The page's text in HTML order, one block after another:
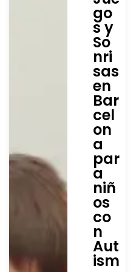
go
s y
So
nri
sas
en
Bar
cel
on
a
par
a
niñ
os
co
n
Aut
ism